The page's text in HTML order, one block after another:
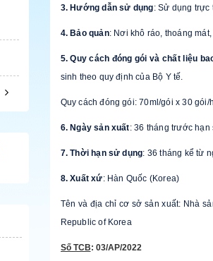
3. Hướng dẫn sử dụng: Sử dụng trực
4. Bảo quản: Nơi khô ráo, thoáng
5. Quy cách đóng gói và chất liệu
sinh theo quy định của Bộ Y tế.
Quy cách đóng gói: 70ml/gói x 30
6. Ngày sản xuất: 36 tháng trước hạn
7. Thời hạn sử dụng: 36 tháng kể từ
8. Xuất xứ: Hàn Quốc (Korea)
Tên và địa chỉ cơ sở sản xuất: Nhà
Republic of Korea
Số TCB: 03/AP/2022